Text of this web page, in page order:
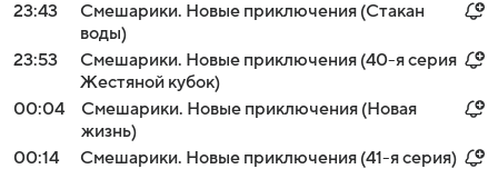
23:43
Смешарики. Новые приключения (Стакан
воды)
23:53
Смешарики. Новые приключения (40-я серия
Жестяной кубок)
00:04
Смешарики. Новые приключения (Новая
жизнь)
00:14
Смешарики. Новые приключения (41-я серия)